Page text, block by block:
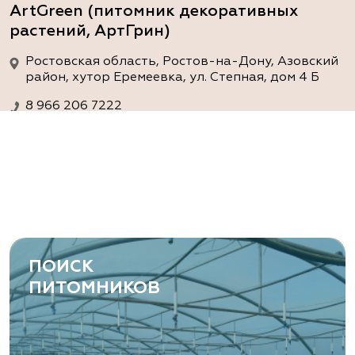
ArtGreen (питомник декоративных
растений, АртГрин)
Ростовская область, Ростов-на-Дону, Азовский
район, хутор Еремеевка, ул. Степная, дом 4 Б
8 966 206 7222
Ростовская область, Ростов-на-Дону,
Левобережная ул, дом № 37
8 966 206 7222
www.art-green.ru
ПОИСК
ПИТОМНИКОВ